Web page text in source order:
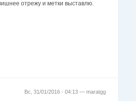
отрежу и метки выставлю.
Вс, 31/01/2016 - 04:13 — maratgg